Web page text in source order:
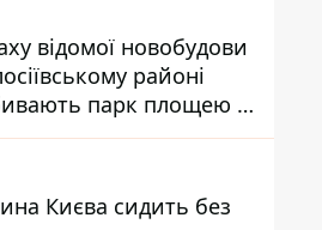
відомої новобудови
районі
парк площею в
Києва сидить без